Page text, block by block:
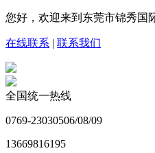
您好，欢迎来到东莞市锦秀国
在线联系 | 联系我们
全国统一热线
0769-23030506/08/09
13669816195